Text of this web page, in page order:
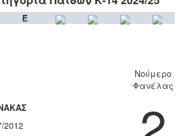
Έ
2012
Νούμερο
Φανέλας